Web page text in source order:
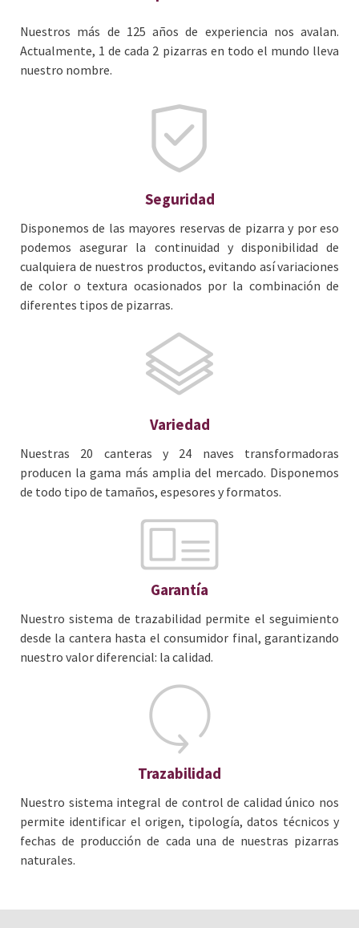
Nuestros más de 125 años de experiencia nos avalan.
Actualmente, 1 de cada 2 pizarras en todo el mundo lleva
nuestro nombre.
Seguridad
Disponemos de las mayores reservas de pizarra y por eso
podemos asegurar la continuidad y disponibilidad de
cualquiera de nuestros productos, evitando así variaciones
de color o textura ocasionados por la combinación de
diferentes tipos de pizarras.
Variedad
Nuestras 20 canteras y 24 naves transformadoras
producen la gama más amplia del mercado. Disponemos
de todo tipo de tamaños, espesores y formatos.
Garantía
Nuestro sistema de trazabilidad permite el seguimiento
desde la cantera hasta el consumidor final, garantizando
nuestro valor diferencial: la calidad.
Trazabilidad
Nuestro sistema integral de control de calidad único nos
permite identificar el origen, tipología, datos técnicos y
fechas de producción de cada una de nuestras pizarras
naturales.